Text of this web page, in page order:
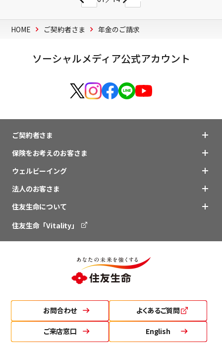
HOME ご契約者さま 年金のご請求
ソーシャルメディア公式アカウント
ご契約者さま
保険をお考えのお客さま
ウェルビーイング
法人のお客さま
住友生命について
住友生命「Vitality」
お問合わせ よくあるご質問
ご来店窓口 English